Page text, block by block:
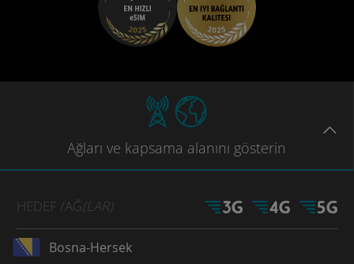
Ağları ve kapsama alanını gösterin
HEDEF /AĞ(LAR)
Bosna-Hersek